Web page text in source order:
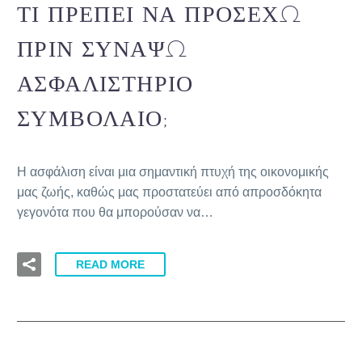
ΤΙ ΠΡΈΠΕΙ ΝΑ ΠΡΟΣΈΧΩ
ΠΡΙΝ ΣΥΝΆΨΩ
ΑΣΦΑΛΙΣΤΉΡΙΟ
ΣΥΜΒΌΛΑΙΟ;
Η ασφάλιση είναι μια σημαντική πτυχή της οικονομικής
μας ζωής, καθώς μας προστατεύει από απροσδόκητα
γεγονότα που θα μπορούσαν να…
READ MORE